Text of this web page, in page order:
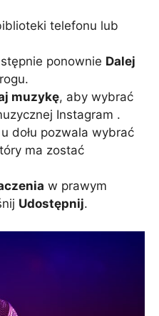
telefonu lub
ponownie Dalej
muzykę, aby wybrać
Instagram .
dołu pozwala wybrać
ma zostać
w prawym
Udostępnij.